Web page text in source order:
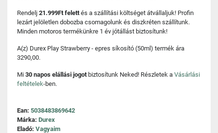
Rendelj 21.999Ft felettés a szállítási költséget átvállaljuk! Profin
lezárt jelöletlen dobozba csomagolunk és diszkréten szállítunk.
Minden motoros termékünkre 1 év jótállást biztosítunk!
A(z) Durex Play Strawberry - epres síkosító (50ml) termék ára
3290,00.
Mi 30 napos elállási jogot biztosítunk Neked! Részletek a Vásárlási
feltételek-ben.
Ean: 5038483869642
Márka: Durex
Eladó: Vagyaim